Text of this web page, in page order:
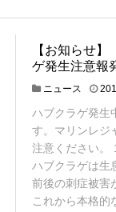
【お知らせ
ゲ発生注意報
ニュース
ハブクラゲ発生
す。マリンレジ
注意ください。
ハブクラゲは生
前後の刺症被
これから本格的